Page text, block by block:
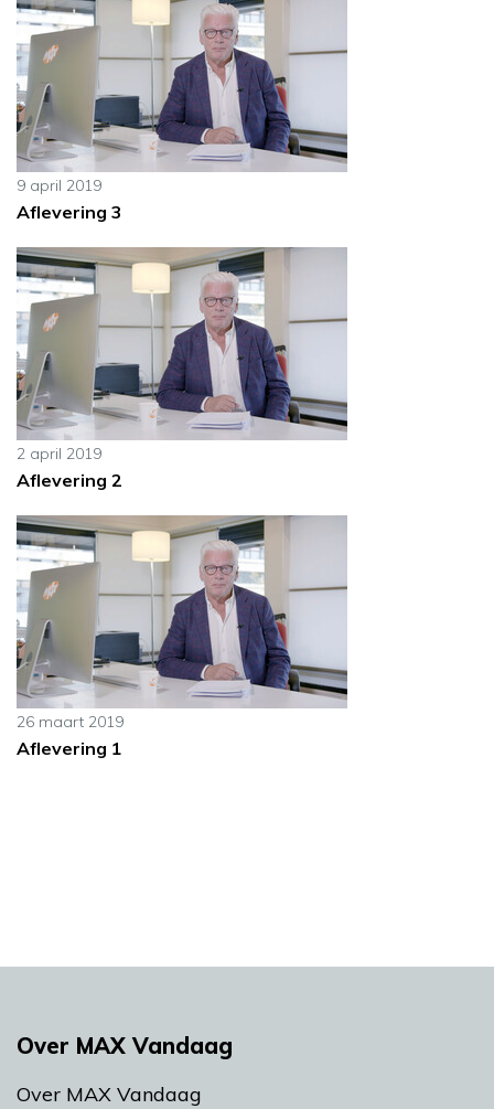
9 april 2019
Aflevering 3
2 april 2019
Aflevering 2
26 maart 2019
Aflevering 1
Over MAX Vandaag
Over MAX Vandaag